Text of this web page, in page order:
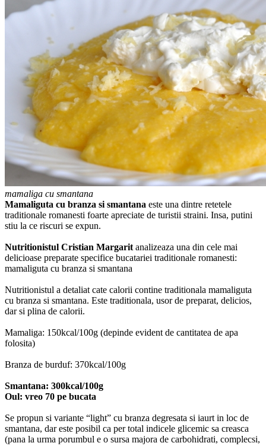
mamaliga cu smantana
Mamaliguta cu branza si smantana este una dintre retetele
traditionale romanesti foarte apreciate de turistii straini. Insa, putini
stiu la ce riscuri se expun.
Nutritionistul Cristian Margarit analizeaza una din cele mai
delicioase preparate specifice bucatariei traditionale romanesti:
mamaliguta cu branza si smantana
Nutritionistul a detaliat cate calorii contine traditionala mamaliguta
cu branza si smantana. Este traditionala, usor de preparat, delicios,
dar si plina de calorii.
Mamaliga: 150kcal/100g (depinde evident de cantitatea de apa
folosita)
Branza de burduf: 370kcal/100g
Smantana: 300kcal/100g
Oul: vreo 70 pe bucata
Se propun si variante “light” cu branza degresata si iaurt in loc de
smantana, dar este posibil ca per total indicele glicemic sa creasca
(pana la urma porumbul e o sursa majora de carbohidrati, complecsi,